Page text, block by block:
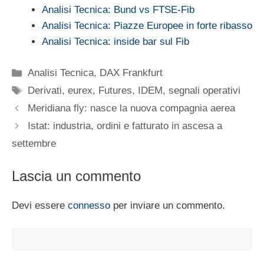
Analisi Tecnica: Bund vs FTSE-Fib
Analisi Tecnica: Piazze Europee in forte ribasso
Analisi Tecnica: inside bar sul Fib
Categorie
Analisi Tecnica, DAX Frankfurt
Tag
Derivati,eurex, Futures, IDEM,segnali operativi
Meridiana fly: nasce la nuova compagnia aerea
Istat: industria, ordini e fatturato in ascesa a
settembre
Lascia un commento
Devi essere connesso per inviare un commento.